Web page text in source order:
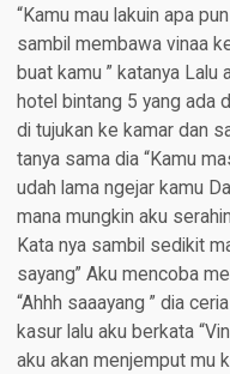
“Kamu mau lakuin apa
sambil membawa vinaa
buat kamu ” katanya
hotel bintang 5 yang ada
di tujukan ke kamar dan
tanya sama dia “Kamu
udah lama ngejar kamu
mana mungkin aku
Kata nya sambil sedikit
sayang” Aku mencoba
“Ahhh saaayang ” dia
kasur lalu aku berkata
aku akan menjemput mu